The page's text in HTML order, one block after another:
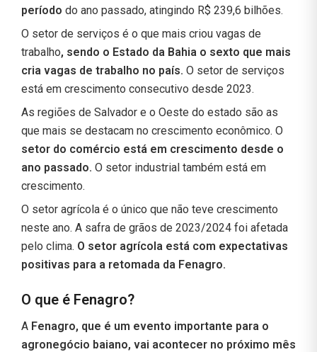
período do ano passado, atingindo R$ 239,6 bilhões.
O setor de serviços é o que mais criou vagas de
trabalho, sendo o Estado da Bahia o sexto que mais
cria vagas de trabalho no país. O setor de serviços
está em crescimento consecutivo desde 2023.
As regiões de Salvador e o Oeste do estado são as
que mais se destacam no crescimento econômico. O
setor do comércio está em crescimento desde o
ano passado. O setor industrial também está em
crescimento.
O setor agrícola é o único que não teve crescimento
neste ano. A safra de grãos de 2023/2024 foi afetada
pelo clima. O setor agrícola está com expectativas
positivas para a retomada da Fenagro.
O que é Fenagro?
A Fenagro, que é um evento importante para o
agronegócio baiano, vai acontecer no próximo mês